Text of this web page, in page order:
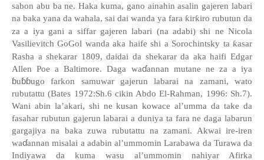
sabon abu ba ne. Haka kuma, gano ainahin asalin gajeren labari
na baka yana da wahala, sai dai wanda ya fara ƙirƙiro rubutun da
za a iya gani a siffar gajeren labari (na adabi) shi ne Nicola
Vasilievitch GoGol wanda aka haife shi a Sorochintsky ta ƙasar
Rasha a shekarar 1809, daidai da shekarar da aka haifi Edgar
Allen Poe a Baltimore. Daga waɗannan mutane ne za a iya
ɓuɓɓugo farkon samuwar gajerun labarai na zamani, wato
rubutattu (Bates 1972:Sh.6 cikin Abdo El-Rahman, 1996: Sh.7).
Wani abin la’akari, shi ne kusan kowace al’umma da take da
fasahar rubutun gajerun labarai a duniya ta fara ne daga labarun
gargajiya na baka zuwa rubutattu na zamani. Akwai ire-iren
waɗannan misalai a adabin al’ummomin Larabawa da Turawa da
Indiyawa da kuma wasu al’ummomin nahiyar Afirka